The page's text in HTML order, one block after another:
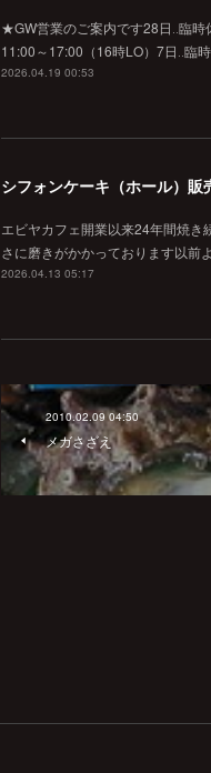
★GW営業のご案内です28日‥臨
11:00～17:00（16時LO）7日‥臨
2026.04.19 00:53
シフォンケーキ（ホール）販
エビヤカフェ開業以来24年間焼
さに磨きがかかっております以前
2026.04.13 05:17
2010.02.09 04:50
メガさざえ